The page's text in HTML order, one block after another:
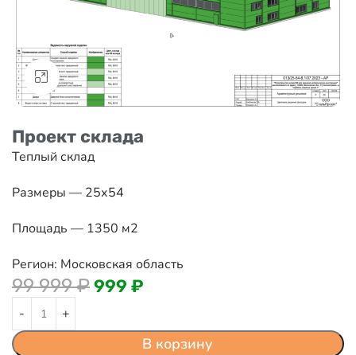
Нажмите, чтобы увеличить
Проект склада
Теплый склад
Размеры — 25х54
Площадь — 1350 м2
Регион: Московская область
99 999₽999 ₽
В корзину